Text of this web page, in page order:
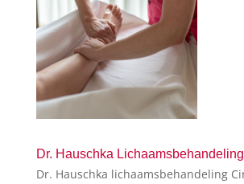
Dr. Hauschka Lichaamsbehandeling
Dr. Hauschka lichaamsbehandeling